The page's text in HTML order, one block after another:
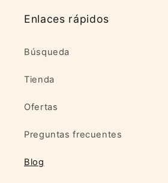
Enlaces rápidos
Búsqueda
Tienda
Ofertas
Preguntas frecuentes
Blog